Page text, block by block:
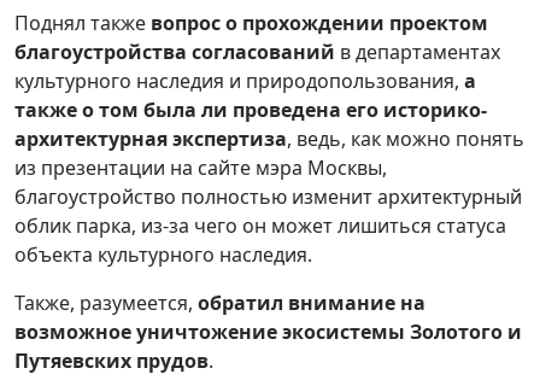
Поднял также вопрос о прохождении проектом
благоустройства согласований в департаментах
культурного наследия и природопользования, а
также о том была ли проведена его историко-
архитектурная экспертиза, ведь, как можно понять
из презентации на сайте мэра Москвы,
благоустройство полностью изменит архитектурный
облик парка, из-за чего он может лишиться статуса
объекта культурного наследия.
Также, разумеется, обратил внимание на
возможное уничтожение экосистемы Золотого и
Путяевских прудов.